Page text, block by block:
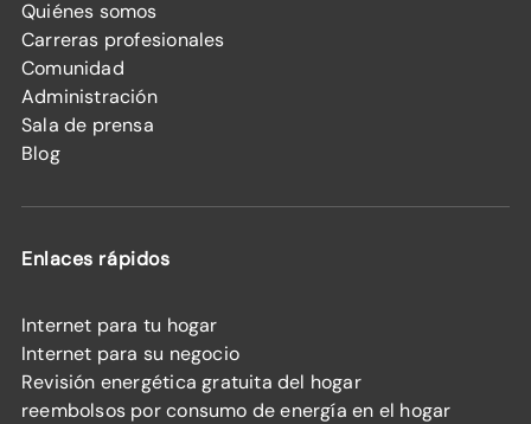
Quiénes somos
Carreras profesionales
Comunidad
Administración
Sala de prensa
Blog
Enlaces rápidos
Internet para tu hogar
Internet para su negocio
Revisión energética gratuita del hogar
reembolsos por consumo de energía en el hogar